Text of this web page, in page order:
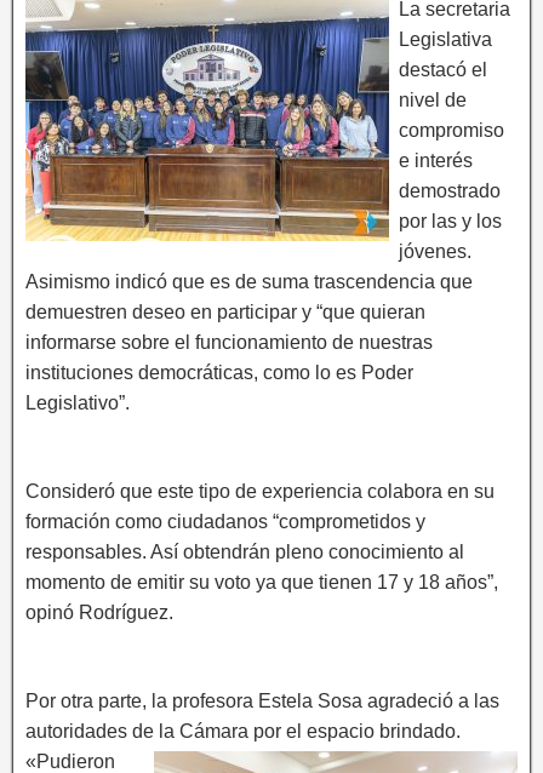
La secretaria
Legislativa
destacó el
nivel de
compromiso
e interés
demostrado
por las y los
jóvenes.
Asimismo indicó que es de suma trascendencia que
demuestren deseo en participar y “que quieran
informarse sobre el funcionamiento de nuestras
instituciones democráticas, como lo es Poder
Legislativo”.
Consideró que este tipo de experiencia colabora en su
formación como ciudadanos “comprometidos y
responsables. Así obtendrán pleno conocimiento al
momento de emitir su voto ya que tienen 17 y 18 años”,
opinó Rodríguez.
Por otra parte, la profesora Estela Sosa agradeció a las
autoridades de la Cámara por el espacio brindado.
«Pudieron